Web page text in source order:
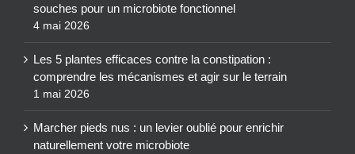
souches pour un microbiote fonctionnel
4 mai 2026
Les 5 plantes efficaces contre la constipation :
comprendre les mécanismes et agir sur le terrain
1 mai 2026
Marcher pieds nus : un levier oublié pour enrichir
naturellement votre microbiote